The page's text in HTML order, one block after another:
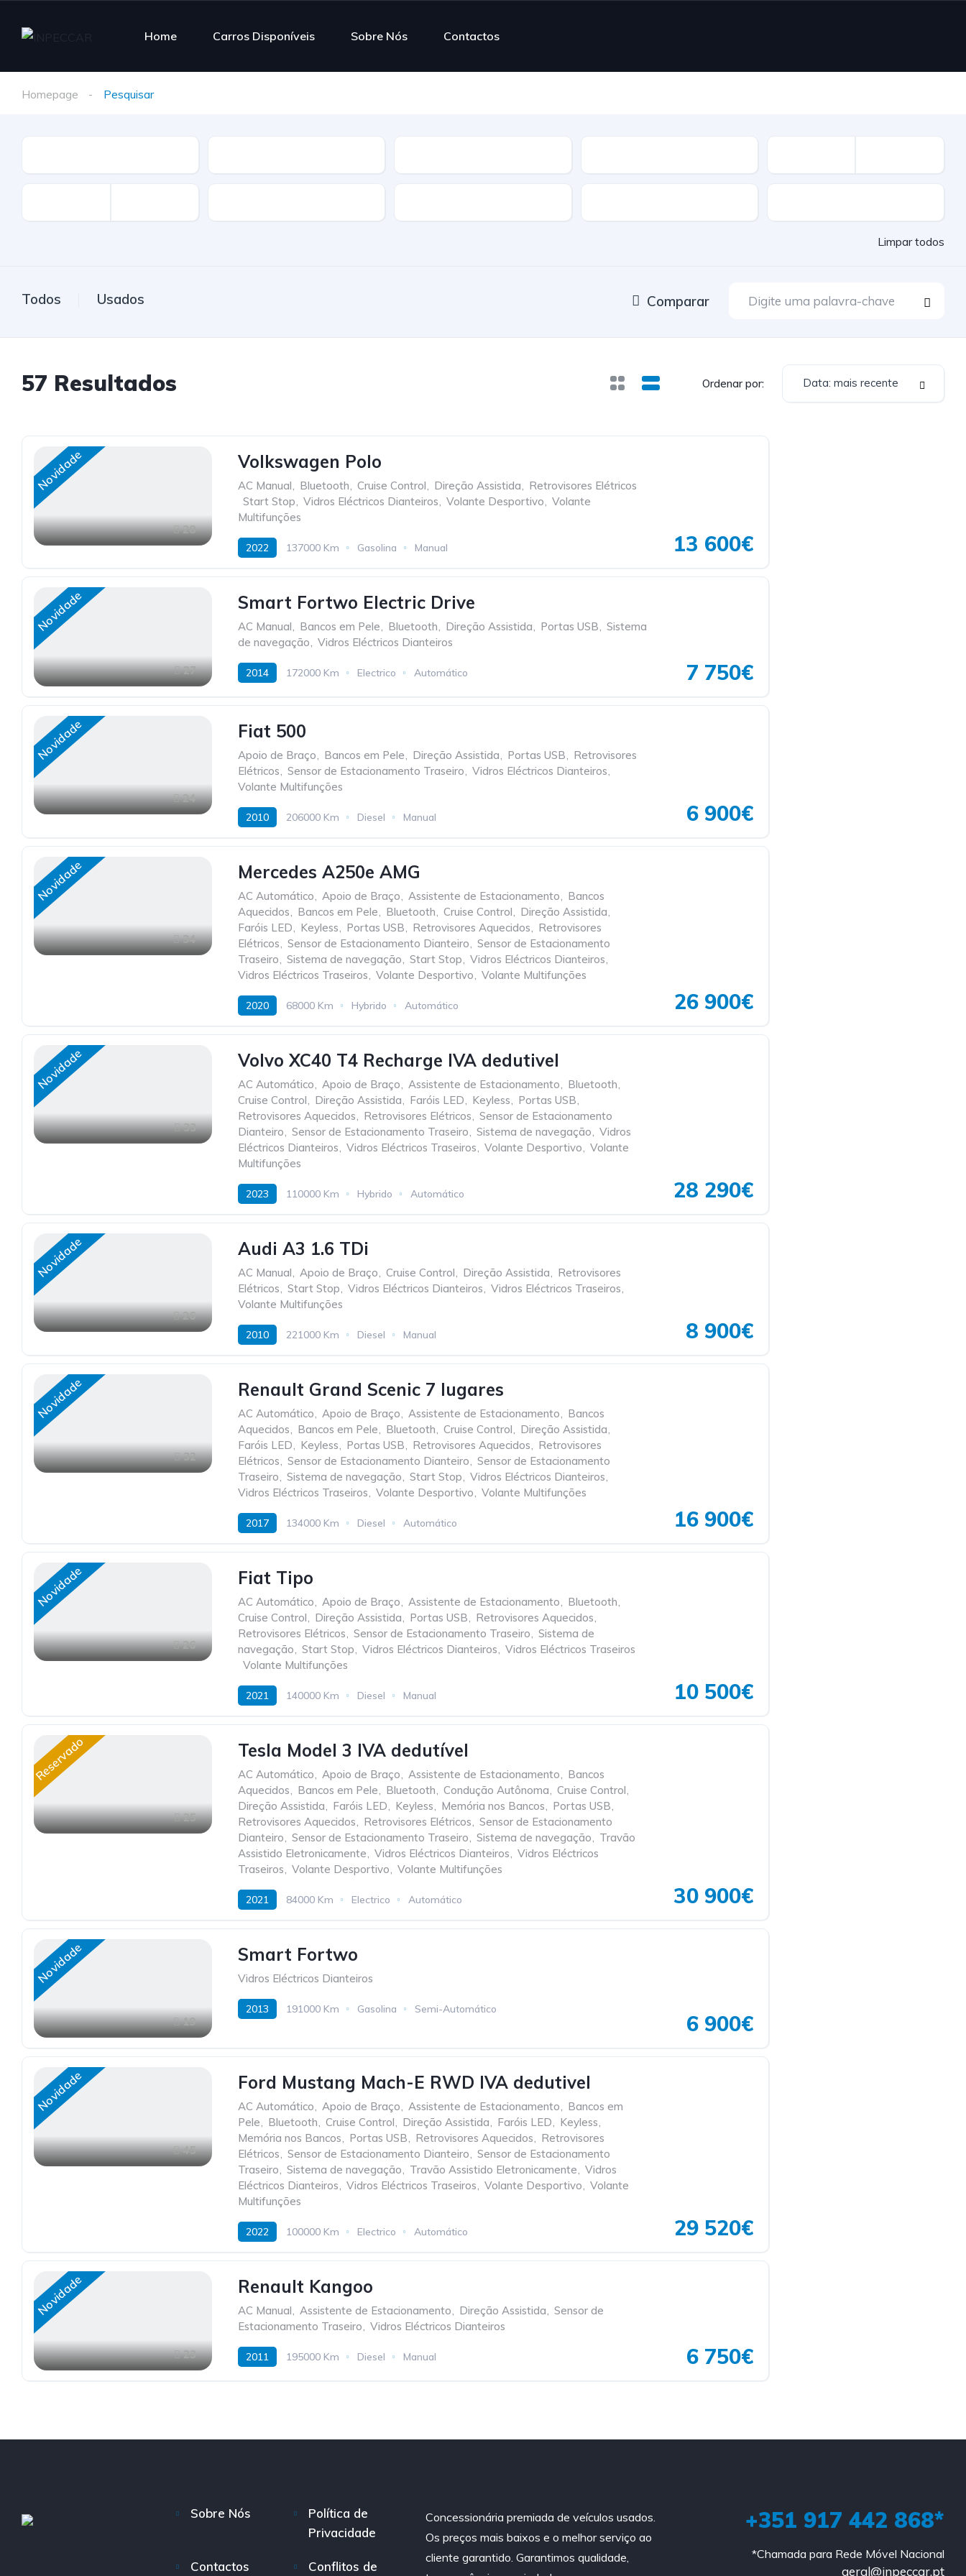
Home Carros Disponíveis Sobre Nós Contactos
Homepage Pesquisar
Limpar todos
Todos Usados Comparar
57 Resultados Ordenar por: Data: mais recente
Novidade
28
Volkswagen Polo
AC Manual, Bluetooth, Cruise Control, Direção Assistida, Retrovisores Elétricos
Start Stop, Vidros Eléctricos Dianteiros, Volante Desportivo, Volante
Multifunções
2022 137000 Km Gasolina Manual 13 600€
Novidade
27
Smart Fortwo Electric Drive
AC Manual, Bancos em Pele, Bluetooth, Direção Assistida, Portas USB, Sistema
de navegação, Vidros Eléctricos Dianteiros
2014 172000 Km Electrico Automático 7 750€
Novidade
24
Fiat 500
Apoio de Braço Bancos em Pele Direção Assistida Portas USB
Retrovisores
Elétricos
Sensor de Estacionamento Traseiro Vidros Eléctricos Dianteiros
Volante Multifunções
2010 206000 Km Diesel Manual 6 900€
Novidade
34
Mercedes A250e AMG
AC Automático Apoio de Braço Assistente de Estacionamento
Bancos
Aquecidos
Bancos em Pele Bluetooth Cruise Control Direção Assistida
Faróis LED
Keyless Portas USB Retrovisores Aquecidos
Retrovisores
Elétricos
Sensor de Estacionamento Dianteiro
Sensor de Estacionamento
Traseiro
Sistema de navegação Start Stop Vidros Eléctricos Dianteiros
Vidros Eléctricos Traseiros
Volante Desportivo Volante Multifunções
2020 68000 Km Hybrido Automático 26 900€
Novidade
33
Volvo XC40 T4 Recharge IVA dedutivel
AC Automático Apoio de Braço Assistente de Estacionamento Bluetooth
Cruise Control
Direção Assistida Faróis LED Keyless Portas USB
Retrovisores Aquecidos
Retrovisores Elétricos
Sensor de Estacionamento
Dianteiro
Sensor de Estacionamento Traseiro Sistema de navegação
Vidros
Eléctricos Dianteiros
Vidros Eléctricos Traseiros Volante Desportivo
Volante
Multifunções
2023 110000 Km Hybrido Automático 28 290€
Novidade
26
Audi A3 1.6 TDi
AC Manual Apoio de Braço Cruise Control Direção Assistida
Retrovisores
Elétricos
Start Stop Vidros Eléctricos Dianteiros Vidros Eléctricos Traseiros
Volante Multifunções
2010 221000 Km Diesel Manual 8 900€
Novidade
32
Renault Grand Scenic 7 lugares
AC Automático Apoio de Braço Assistente de Estacionamento
Bancos
Aquecidos
Bancos em Pele Bluetooth Cruise Control Direção Assistida
Faróis LED
Keyless Portas USB Retrovisores Aquecidos
Retrovisores
Elétricos
Sensor de Estacionamento Dianteiro
Sensor de Estacionamento
Traseiro
Sistema de navegação Start Stop Vidros Eléctricos Dianteiros
Vidros Eléctricos Traseiros
Volante Desportivo Volante Multifunções
2017 134000 Km Diesel Automático 16 900€
Novidade
26
Fiat Tipo
AC Automático Apoio de Braço Assistente de Estacionamento Bluetooth
Cruise Control
Direção Assistida Portas USB Retrovisores Aquecidos
Retrovisores Elétricos
Sensor de Estacionamento Traseiro
Sistema de
navegação
Start Stop Vidros Eléctricos Dianteiros
Vidros Eléctricos Traseiros
Volante Multifunções
2021 140000 Km Diesel Manual 10 500€
Reservado
25
Tesla Model 3 IVA dedutível
AC Automático Apoio de Braço Assistente de Estacionamento
Bancos
Aquecidos
Bancos em Pele Bluetooth Condução Autônoma Cruise Control
Direção Assistida
Faróis LED Keyless Memória nos Bancos Portas USB
Retrovisores Aquecidos
Retrovisores Elétricos
Sensor de Estacionamento
Dianteiro
Sensor de Estacionamento Traseiro Sistema de navegação
Travão
Assistido Eletronicamente
Vidros Eléctricos Dianteiros
Vidros Eléctricos
Traseiros
Volante Desportivo Volante Multifunções
2021 84000 Km Electrico Automático 30 900€
Novidade
19
Smart Fortwo
Vidros Eléctricos Dianteiros
2013 191000 Km Gasolina Semi-Automático
6 900€
Novidade
45
Ford Mustang Mach-E RWD IVA dedutivel
AC Automático, Apoio de Braço, Assistente de Estacionamento, Bancos em
Pele, Bluetooth, Cruise Control, Direção Assistida, Faróis LED, Keyless,
Memória nos Bancos, Portas USB, Retrovisores Aquecidos, Retrovisores
Elétricos, Sensor de Estacionamento Dianteiro, Sensor de Estacionamento
Traseiro, Sistema de navegação, Travão Assistido Eletronicamente, Vidros
Eléctricos Dianteiros, Vidros Eléctricos Traseiros, Volante Desportivo, Volante
Multifunções
2022 100000 Km Electrico Automático 29 520€
Novidade
23
Renault Kangoo
AC Manual, Assistente de Estacionamento, Direção Assistida, Sensor de
Estacionamento Traseiro, Vidros Eléctricos Dianteiros
2011 195000 Km Diesel Manual 6 750€
Sobre Nós
Política de
Privacidade
Contactos Conflitos de
Concessionária premiada de veículos usados.
Os preços mais baixos e o melhor serviço ao
cliente garantido. Garantimos qualidade,
+351 917 442 868*
*Chamada para Rede Móvel Nacional
geral@inpeccar.pt